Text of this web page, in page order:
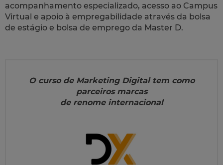
acompanhamento especializado, acesso ao Campus
Virtual e apoio à empregabilidade através da bolsa
de estágio e bolsa de emprego da Master D.
O curso de Marketing Digital tem como
parceiros marcas
de renome internacional